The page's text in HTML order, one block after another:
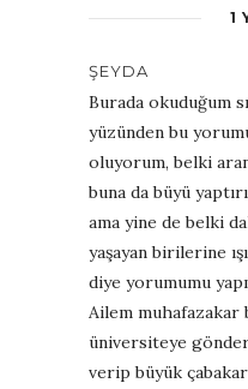
1
ŞEYDA
Burada okuduğum
yüzünden bu
oluyorum, belki
buna da büyü
ama yine de belki
yaşayan birilerine
diye yorumumu
Ailem muhafazakar
üniversiteye
verip büyük